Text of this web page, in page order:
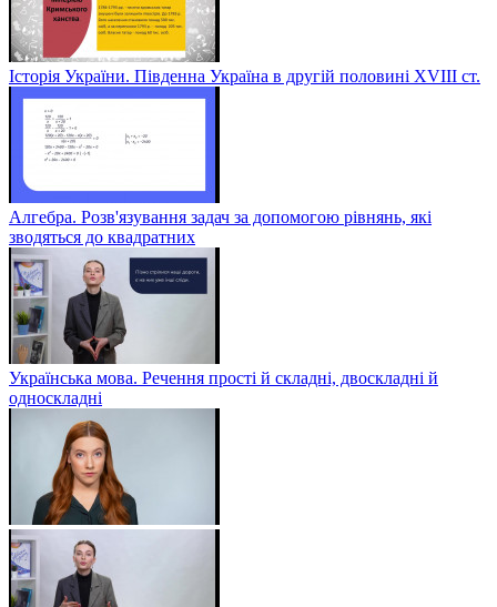
Історія України. Південна Україна в другій половині ХVІІІ ст.
Алгебра. Розв'язування задач за допомогою рівнянь, які
зводяться до квадратних
Українська мова. Речення прості й складні, двоскладні й
односкладні